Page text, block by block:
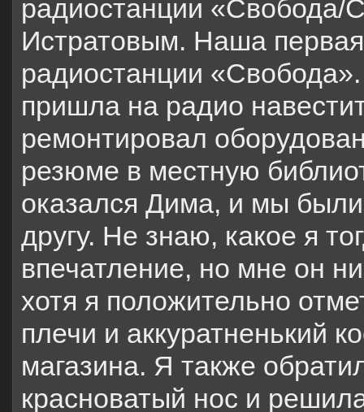
радиостанции
Истратовым. Наша
радиостанции
пришла на радио
ремонтировал
резюме в местную
оказался Дима, и мы
другу. Не знаю, какое я
впечатление, но мне он
хотя я положительно
плечи и аккуратненький
магазина. Я также
красноватый нос и